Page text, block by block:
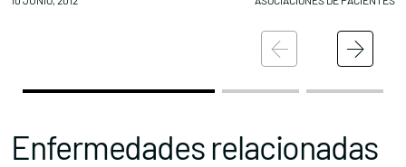
Enfermedades relacionadas